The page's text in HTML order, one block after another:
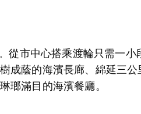
市中心搭乘渡輪只需一
成蔭的海濱長廊、綿延三
瑯滿目的海濱餐廳。